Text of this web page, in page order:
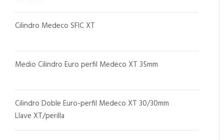
Cilindro Medeco SFIC XT
Medio Cilindro Euro perfil Medeco XT 35mm
Cilindro Doble Euro-perfil Medeco XT 30/30mm
Llave XT/perilla